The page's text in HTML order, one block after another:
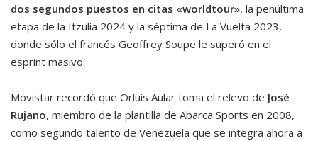
dos segundos puestos en citas «worldtour», la penúltima
etapa de la Itzulia 2024 y la séptima de La Vuelta 2023,
donde sólo el francés Geoffrey Soupe le superó en el
esprint masivo.
Movistar recordó que Orluis Aular toma el relevo de José
Rujano, miembro de la plantilla de Abarca Sports en 2008,
como segundo talento de Venezuela que se integra ahora a